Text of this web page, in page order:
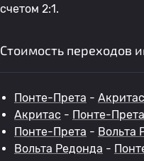
счетом 2:1.
Стоимость переходов
Понте-Прета - Акритас
Акритас - Понте-Прета
Понте-Прета - Вольта
Вольта Редонда -